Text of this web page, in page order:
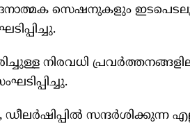
സെഷനുകളും
നിരവധി
സന്ദർശിക്കുന്ന